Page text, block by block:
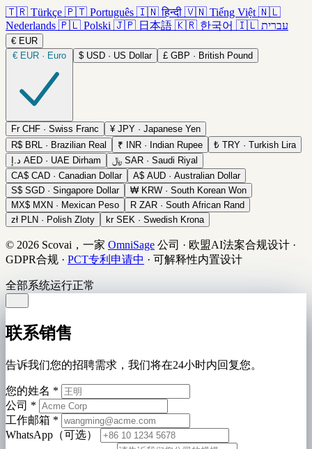
🇹🇷 Türkçe 🇵🇹 Português 🇮🇳 हिन्दी 🇻🇳 Tiếng Việt 🇳🇱
Nederlands 🇵🇱 Polski 🇯🇵 日本語 🇰🇷 한국어 🇮🇱 עברית
€ EUR
€ EUR · Euro $ USD · US Dollar £ GBP · British Pound
Fr CHF · Swiss Franc ¥ JPY · Japanese Yen
R$ BRL · Brazilian Real ₹ INR · Indian Rupee ₺ TRY · Turkish Lira
د.إ AED · UAE Dirham ﷼ SAR · Saudi Riyal
CA$ CAD · Canadian Dollar A$ AUD · Australian Dollar
S$ SGD · Singapore Dollar ₩ KRW · South Korean Won
MX$ MXN · Mexican Peso R ZAR · South African Rand
zł PLN · Polish Zloty kr SEK · Swedish Krona
© 2026 Scovai，一家 OmniSage 公司 · 欧盟AI法案合规设计 ·
GDPR合规 · PCT专利申请中 · 可解释性内置设计
全部系统运行正常
联系销售
告诉我们您的招聘需求，我们将在24小时内回复您。
您的姓名 *
公司 *
工作邮箱 *
WhatsApp（可选）